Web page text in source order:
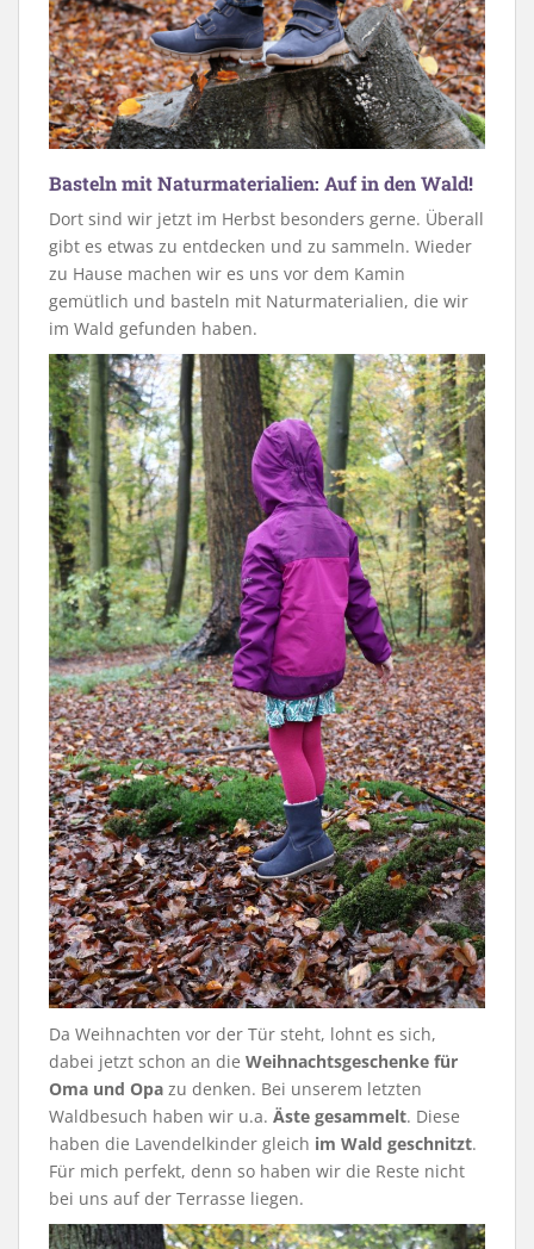
Basteln mit Naturmaterialien: Auf in den Wald!
Dort sind wir jetzt im Herbst besonders gerne. Überall
gibt es etwas zu entdecken und zu sammeln. Wieder
zu Hause machen wir es uns vor dem Kamin
gemütlich und basteln mit Naturmaterialien, die wir
im Wald gefunden haben.
Da Weihnachten vor der Tür steht, lohnt es sich,
dabei jetzt schon an die Weihnachtsgeschenke für
Oma und Opa zu denken. Bei unserem letzten
Waldbesuch haben wir u.a. Äste gesammelt. Diese
haben die Lavendelkinder gleich im Wald geschnitzt.
Für mich perfekt, denn so haben wir die Reste nicht
bei uns auf der Terrasse liegen.